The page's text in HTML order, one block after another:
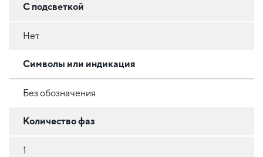
С подсветкой
Нет
Символы или индикация
Без обозначения
Количество фаз
1